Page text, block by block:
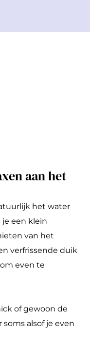
aan het
het water
een klein
van het
verfrissende duik
even te
of gewoon de
alsof je even